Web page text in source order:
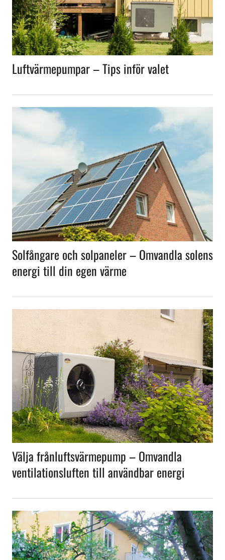
Luftvärmepumpar – Tips inför valet
Solfångare och solpaneler – Omvandla solens
energi till din egen värme
Välja frånluftsvärmepump – Omvandla
ventilationsluften till användbar energi